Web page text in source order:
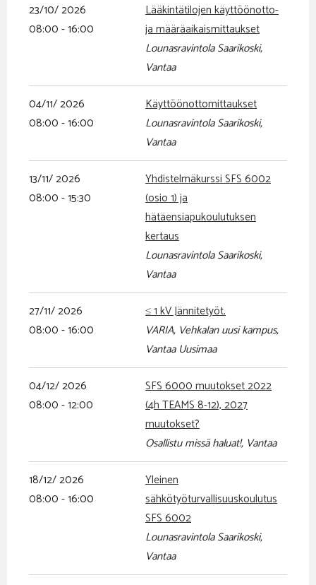
23/10/ 2026
08:00 - 16:00
Lääkintätilojen käyttöönotto-
ja määräaikaismittaukset
Lounasravintola Saarikoski,
Vantaa
04/11/ 2026
08:00 - 16:00
Käyttöönottomittaukset
Lounasravintola Saarikoski,
Vantaa
13/11/ 2026
08:00 - 15:30
Yhdistelmäkurssi SFS 6002
(osio 1) ja
hätäensiapukoulutuksen
kertaus
Lounasravintola Saarikoski,
Vantaa
27/11/ 2026
08:00 - 16:00
≤ 1 kV Jännitetyöt.
VARIA, Vehkalan uusi kampus,
Vantaa Uusimaa
04/12/ 2026
08:00 - 12:00
SFS 6000 muutokset 2022
(4h TEAMS 8-12), 2027
muutokset?
Osallistu missä haluat!, Vantaa
18/12/ 2026
08:00 - 16:00
Yleinen
sähkötyöturvallisuuskoulutus
SFS 6002
Lounasravintola Saarikoski,
Vantaa